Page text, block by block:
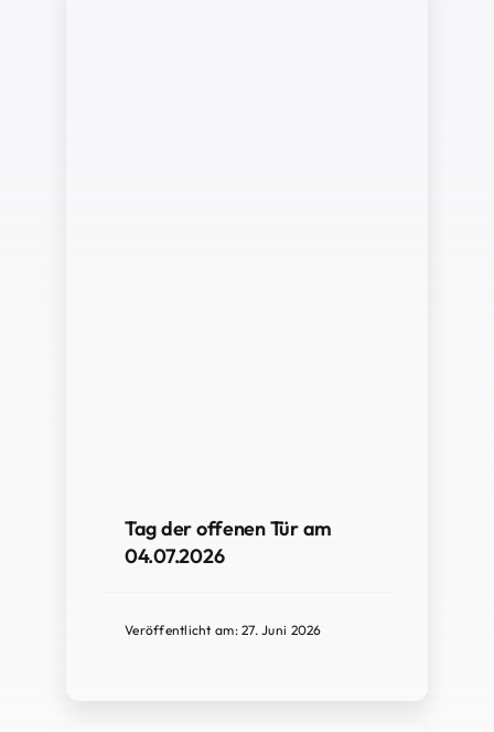
Tag der offenen Tür am
04.07.2026
Veröffentlicht am: 27. Juni 2026